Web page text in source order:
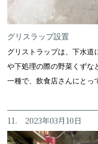
グリスラップ設置
グリストラップは、下水道
や下処理の際の野菜くずな
一種で、飲食店さんにとっ
11. 2023年03月10日